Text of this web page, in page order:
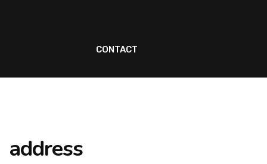
CONTACT
address